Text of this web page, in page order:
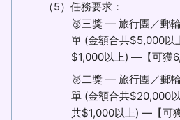
（5）任務要求：
🥉三獎 — 旅行團／郵
單 (金額合共$5,000以
$1,000以上) —【可獲
🥈二獎 — 旅行團／郵
單 (金額合共$20,000
共$1,000以上) —【可